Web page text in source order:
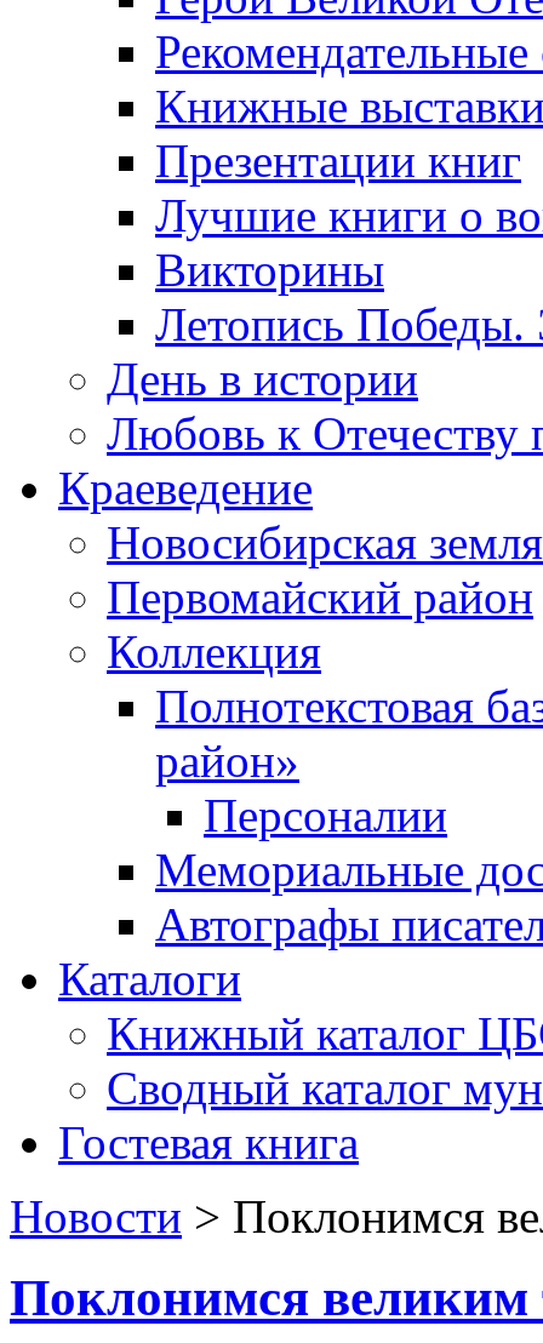
Рекомендательные
Книжные
Презентации книг
Лучшие книги о
Викторины
Летопись Победы.
День в истории
Любовь к Отечеству
Краеведение
Новосибирская земля
Первомайский район
Коллекция
Полнотекстовая
район»
Персоналии
Мемориальные
Автографы
Каталоги
Книжный каталог
Сводный каталог
Гостевая книга
Новости > Поклонимся
Поклонимся